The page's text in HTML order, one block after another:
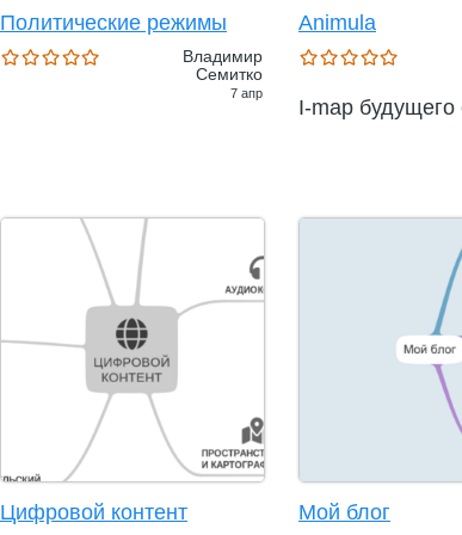
Политические режимы
Владимир
Семитко
7 апр
Animula
I-map будущего
Цифровой контент Мой блог